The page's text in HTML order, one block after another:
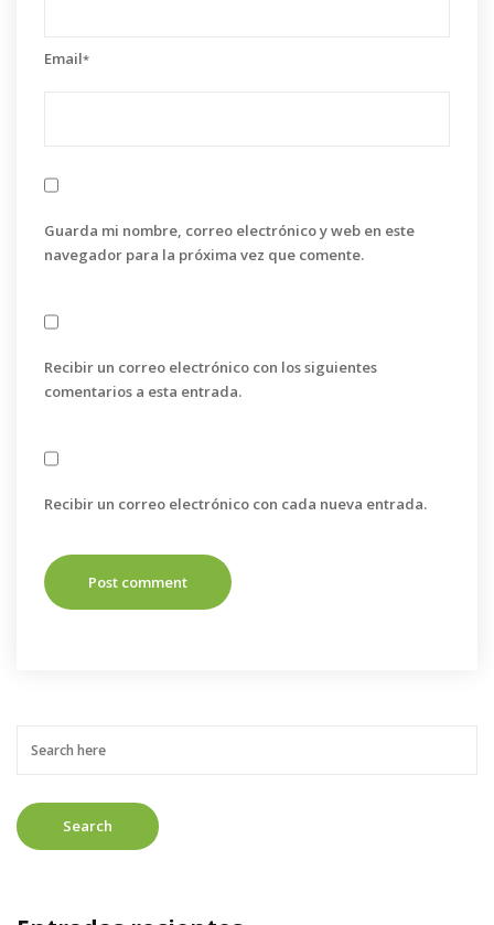
Email*
Guarda mi nombre, correo electrónico y web en este
navegador para la próxima vez que comente.
Recibir un correo electrónico con los siguientes
comentarios a esta entrada.
Recibir un correo electrónico con cada nueva entrada.